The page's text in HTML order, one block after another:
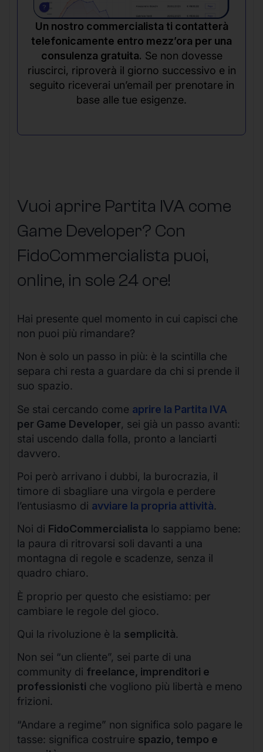
Un nostro commercialista ti contatterà
telefonicamente entro mezz’ora per una
consulenza gratuita. Se non dovesse
riuscirci, riproverà il giorno successivo e in
seguito riceverai un’email per prenotare in
base alle tue esigenze.
Vuoi aprire Partita IVA come
Game Developer? Con
FidoCommercialista puoi,
online, in sole 24 ore!
Hai presente quel momento in cui capisci che
non puoi più rimandare?
Non è solo un passo in più: è la scintilla che
separa chi resta a guardare da chi si prende il
suo spazio.
Se stai cercando come aprire la Partita IVA
per Game Developer, sei già un passo avanti:
stai uscendo dalla folla, pronto a lanciarti
davvero.
Poi però arrivano i dubbi, la burocrazia, il
timore di sbagliare una virgola e perdere
l’entusiasmo di avviare la propria attività.
Noi di FidoCommercialista lo sappiamo bene:
la paura di ritrovarsi soli davanti a una
montagna di regole e scadenze, senza il
quadro chiaro.
È proprio per questo che esistiamo: per
cambiare le regole del gioco.
Qui la rivoluzione è la semplicità.
Non sei “un cliente”, sei parte di una
community di freelance, imprenditori e
professionisti che vogliono più libertà e meno
frizioni.
“Andare a regime” non significa solo pagare le
tasse: significa costruire spazio, tempo e